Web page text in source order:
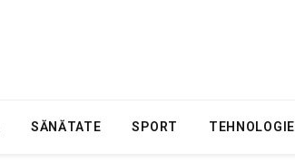
SĂNĂTATE SPORT TEHNOLOGIE